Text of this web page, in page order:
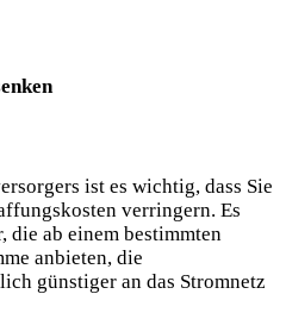
ist es wichtig, dass Sie
verringern. Es
die ab einem bestimmten
anbieten, die
günstiger an das Stromnetz